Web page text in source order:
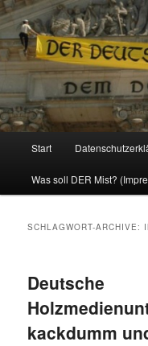
Reizzentrum
Politik, Wirtschaft, Soziales
Zum
Inhalt
Zum
sekundären
Start
Was soll DER Mist?
SCHLAGWORT-ARCHIVE:
Deutsche
kackdumm